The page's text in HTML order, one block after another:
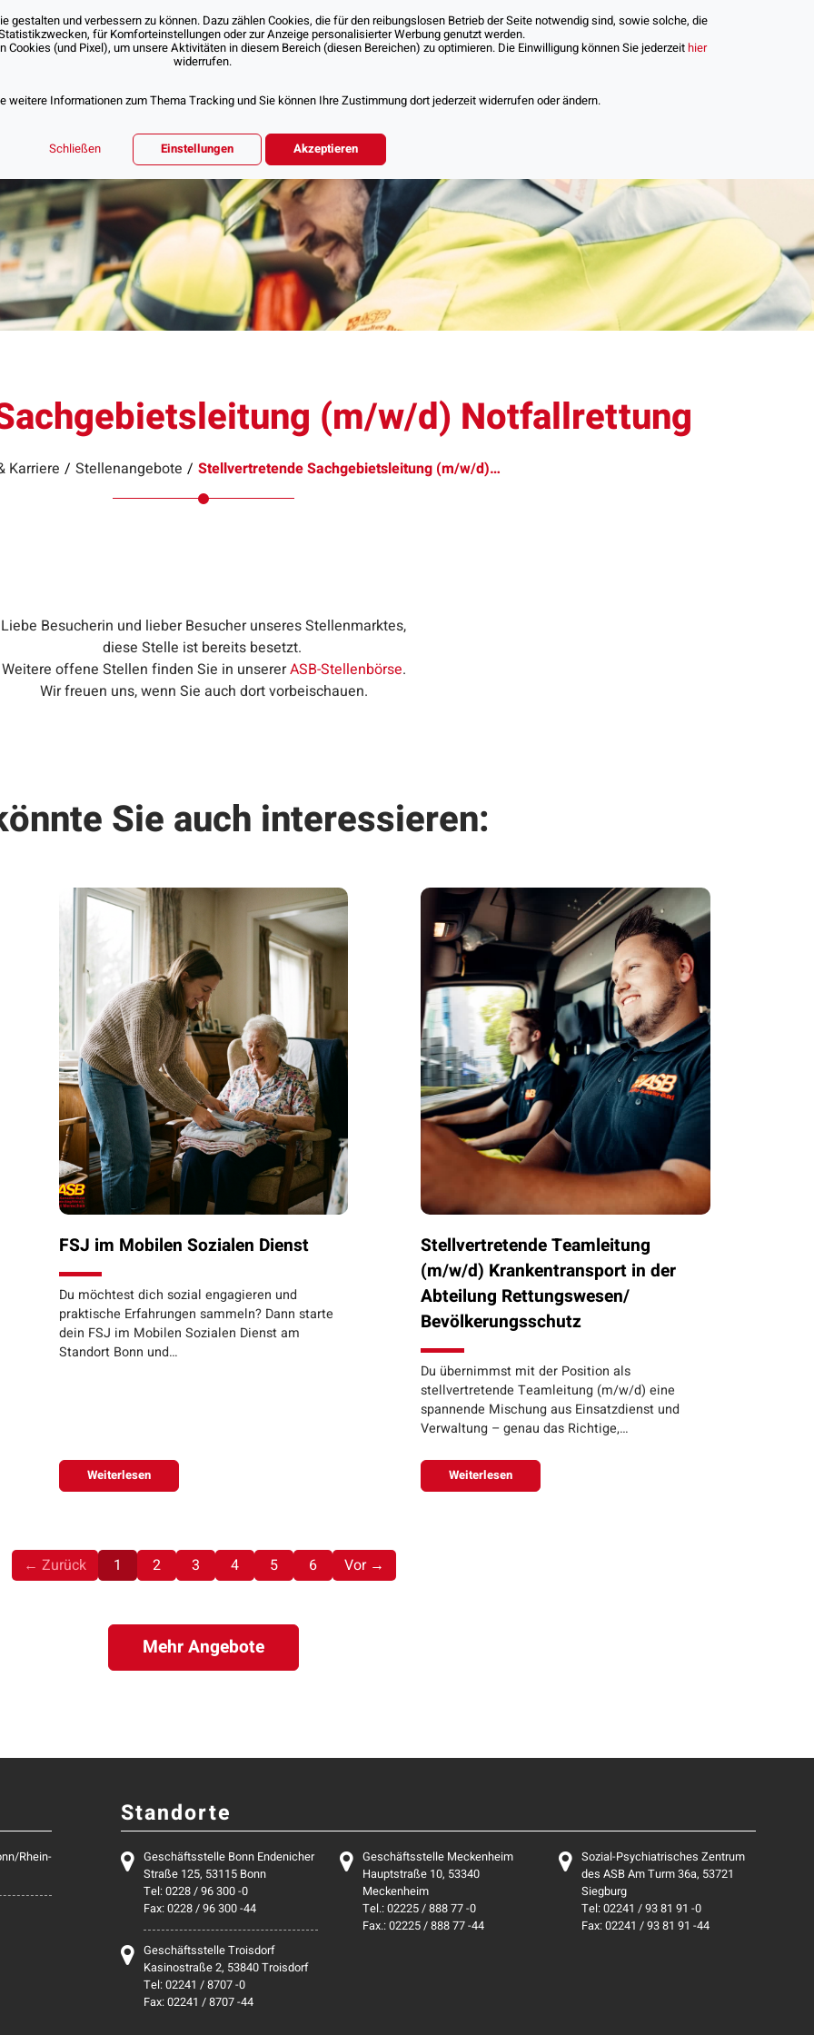
Über Uns Unsere Angebote Jobs & Karriere
(m/w/d) Notfallrettung
Karriere / Stellenangebote / Stellvertretende Sachgebietsleitung (m/w/d)…
Liebe Besucherin und lieber Besucher unseres Stellenmarktes,
diese Stelle ist bereits besetzt.
Weitere offene Stellen finden Sie in unsererASB-Stellenbörse.
Wir freuen uns, wenn Sie auch dort vorbeischauen.
Sie auch interessieren:
FSJ im Mobilen Sozialen Dienst
Du möchtest dich sozial engagieren und
praktische Erfahrungen sammeln? Dann starte
dein FSJ im Mobilen Sozialen Dienst am
Standort Bonn und…
Weiterlesen
Stellvertretende Teamleitung
(m/w/d) Krankentransport in der
Abteilung Rettungswesen/
Bevölkerungsschutz
Du übernimmst mit der Position als
stellvertretende Teamleitung (m/w/d) eine
spannende Mischung aus Einsatzdienst und
Verwaltung – genau das Richtige,…
Weiterlesen
← Zurück 1 (aktuell)
2 3 4 5 6 Vor →
Mehr Angebote
Rhein-
Standorte
Geschäftsstelle Bonn Endenicher
Straße 125, 53115 Bonn
Tel: 0228 / 96 300 -0
Fax: 0228 / 96 300 -44
Geschäftsstelle Troisdorf
Kasinostraße 2, 53840 Troisdorf
Tel: 02241 / 8707 -0
Fax: 02241 / 8707 -44
Geschäftsstelle Meckenheim
Hauptstraße 10, 53340
Meckenheim
Tel.: 02225 / 888 77 -0
Fax.: 02225 / 888 77 -44
Sozial-Psychiatrisches Zentrum
des ASB Am Turm 36a, 53721
Siegburg
Tel: 02241 / 93 81 91 -0
Fax: 02241 / 93 81 91 -44
gestalten und verbessern zu können. Dazu zählen Cookies, die für den reibungslosen Betrieb der Seite notwendig sind, sowie solche, die
für Komforteinstellungen oder zur Anzeige personalisierter Werbung genutzt werden.
(und Pixel), um unsere Aktivitäten in diesem Bereich (diesen Bereichen) zu optimieren. Die Einwilligung können Sie jederzeithier
widerrufen.
weitere Informationen zum Thema Tracking und Sie können Ihre Zustimmung dort jederzeit widerrufen oder ändern.
Schließen Einstellungen Akzeptieren